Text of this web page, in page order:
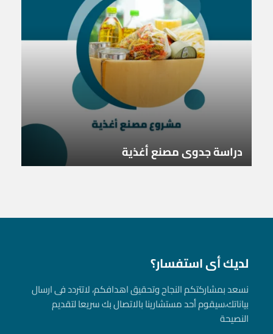
دراسة جدوى مصنع أغذية
لديك أى استفسار؟
نسعد بمشاركتكم النجاح وتحقيق اهدافكم، لاتتردد فى ارسال
بياناتك، سيقوم أحد مستشارينا بالاتصال بك سريعا لتقديم
النصيحة